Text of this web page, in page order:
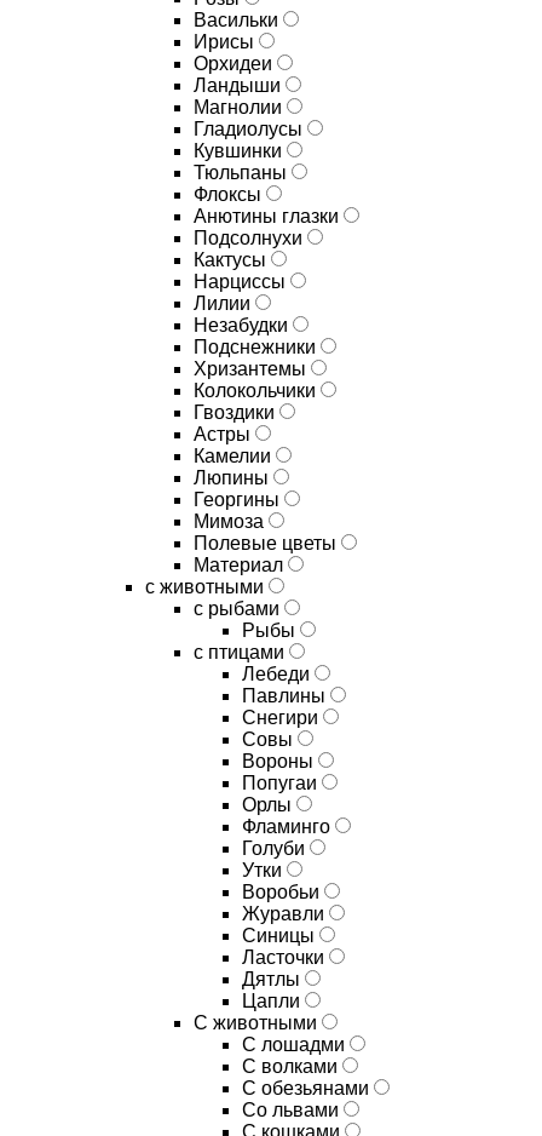
Васильки
Ирисы
Орхидеи
Ландыши
Магнолии
Гладиолусы
Кувшинки
Тюльпаны
Флоксы
Анютины глазки
Подсолнухи
Кактусы
Нарциссы
Лилии
Незабудки
Подснежники
Хризантемы
Колокольчики
Гвоздики
Астры
Камелии
Люпины
Георгины
Мимоза
Полевые цветы
Материал
с животными
с рыбами
Рыбы
с птицами
Лебеди
Павлины
Снегири
Совы
Вороны
Попугаи
Орлы
Фламинго
Голуби
Утки
Воробьи
Журавли
Синицы
Ласточки
Дятлы
Цапли
С животными
С лошадми
С волками
С обезьянами
Со львами
С кошками